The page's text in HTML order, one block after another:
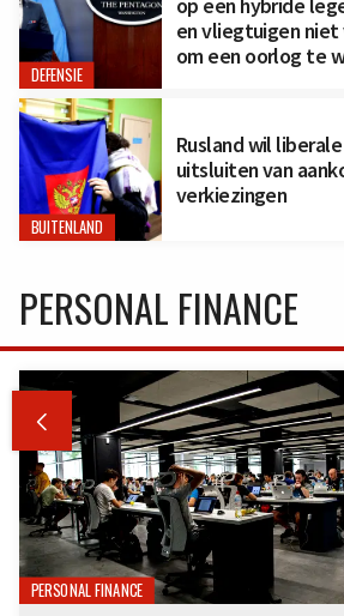
DEFENSIE
en vliegtuigen
om een oorlog te
BUITENLAND
Rusland wil
uitsluiten van
verkiezingen
PERSONAL FINANCE

PERSONAL FINANCE